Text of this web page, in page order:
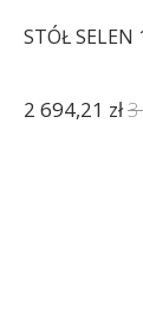
STÓŁ SELEN
2 694,21 zł